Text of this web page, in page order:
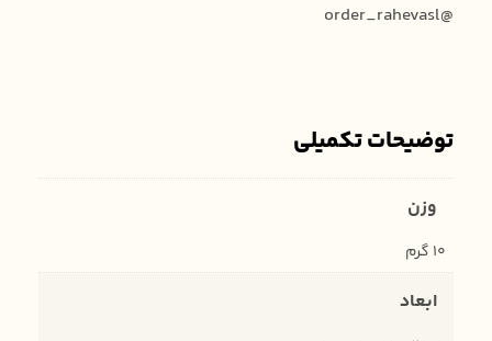
@order_rahevasl
توضیحات تکمیلی
وزن
10 گرم
ابعاد